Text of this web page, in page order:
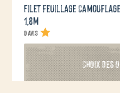
Filet feuillage
1,8m
0 avis
CHOIX DES